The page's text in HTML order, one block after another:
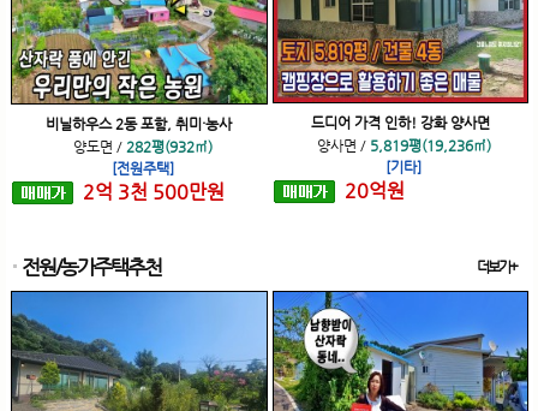
비닐하우스 2동 포함, 취미·농사
양도면 / 282평(932㎡)
[전원주택]
2억 3천 500만원
드디어 가격 인하! 강화 양사면
양사면 / 5,819평(19,236㎡)
[기타]
20억원
전원/농가주택추천 더보기+